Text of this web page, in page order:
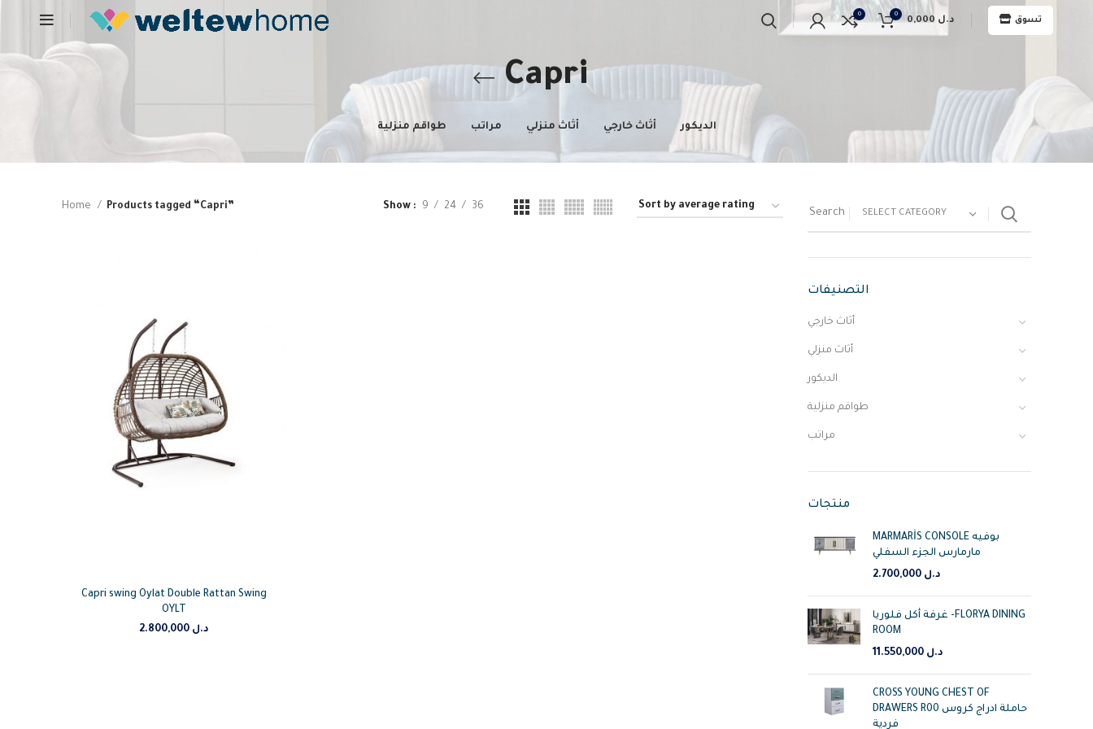
0 0
د.ل تسوق
Capri
طواقم منزلية مراتب أثاث منزلي أثاث خارجي الديكور
SELECT CATEGORY
التصنيفات
أثاث خارجي
أثاث منزلي
الديكور
طواقم منزلية
مراتب
منتجات
MARMARİS CONSOLE بوفيه
مارمارس الجزء السفلي
د.ل 2.700,000
غرفة أكل فلوريا -FLORYA DINING
ROOM
د.ل 11.550,000
CROSS YOUNG CHEST OF
DRAWERS R00 حاملة ادراج كروس
فردية
Home Products tagged “Capri” Show 9 24 36
Capri swing Oylat Double Rattan Swing
OYLT
د.ل 2.800,000